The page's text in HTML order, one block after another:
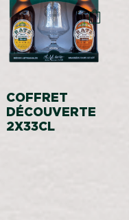
COFFRET
DÉCOUVERTE
2X33CL